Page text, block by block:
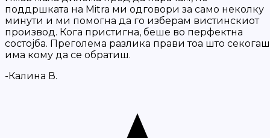
поддршката на Mitra ми одговори за само неколку
минути и ми помогна да го изберам вистинскиот
производ. Кога пристигна, беше во перфектна
состојба. Преголема разлика прави тоа што секогаш
има кому да се обратиш.
-Калина В.